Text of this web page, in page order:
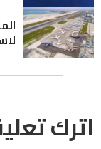
اترك